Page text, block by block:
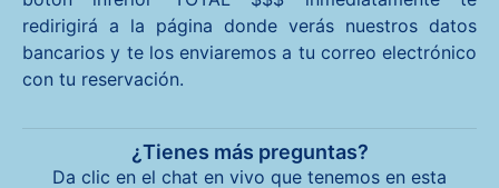
redirigirá a la página donde verás nuestros datos
bancarios y te los enviaremos a tu correo electrónico
con tu reservación.
¿Tienes más preguntas?
Da clic en el chat en vivo que tenemos en esta